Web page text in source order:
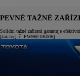
PEVNÉ TAŽNÉ
Solidní tažné zařízení garantuje
[katalog. č. PW960-0K006]